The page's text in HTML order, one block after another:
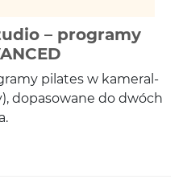
– programy
pilates w kam­er­al­
dopa­sowane do dwóch
pilates BASIC i